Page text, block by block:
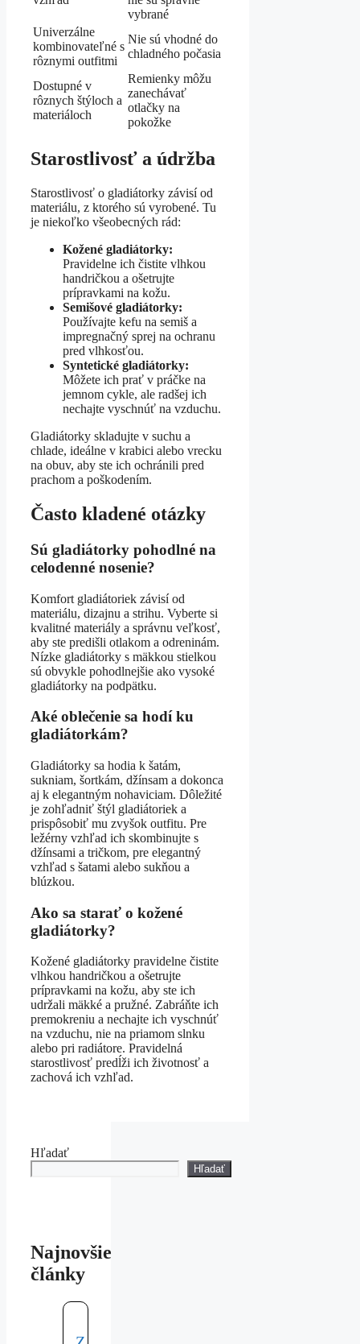
vybrané
Univerzálne
kombinovateľné s
rôznymi outfitmi
Nie sú vhodné do
chladného počasia
Dostupné v
rôznych štýloch a
materiáloch
Remienky môžu
zanechávať
otlačky na
pokožke
Starostlivosť a údržba
Starostlivosť o gladiátorky závisí od
materiálu, z ktorého sú vyrobené. Tu
je niekoľko všeobecných rád:
Kožené gladiátorky:
Pravidelne ich čistite vlhkou
handričkou a ošetrujte
prípravkami na kožu.
Semišové gladiátorky:
Používajte kefu na semiš a
impregnačný sprej na ochranu
pred vlhkosťou.
Syntetické gladiátorky:
Môžete ich prať v práčke na
jemnom cykle, ale radšej ich
nechajte vyschnúť na vzduchu.
Gladiátorky skladujte v suchu a
chlade, ideálne v krabici alebo vrecku
na obuv, aby ste ich ochránili pred
prachom a poškodením.
Často kladené otázky
Sú gladiátorky pohodlné na
celodenné nosenie?
Komfort gladiátoriek závisí od
materiálu, dizajnu a strihu. Vyberte si
kvalitné materiály a správnu veľkosť,
aby ste predišli otlakom a odreninám.
Nízke gladiátorky s mäkkou stielkou
sú obvykle pohodlnejšie ako vysoké
gladiátorky na podpätku.
Aké oblečenie sa hodí ku
gladiátorkám?
Gladiátorky sa hodia k šatám,
sukniam, šortkám, džínsam a dokonca
aj k elegantným nohaviciam. Dôležité
je zohľadniť štýl gladiátoriek a
prispôsobiť mu zvyšok outfitu. Pre
ležérny vzhľad ich skombinujte s
džínsami a tričkom, pre elegantný
vzhľad s šatami alebo sukňou a
blúzkou.
Ako sa starať o kožené
gladiátorky?
Kožené gladiátorky pravidelne čistite
vlhkou handričkou a ošetrujte
prípravkami na kožu, aby ste ich
udržali mäkké a pružné. Zabráňte ich
premokreniu a nechajte ich vyschnúť
na vzduchu, nie na priamom slnku
alebo pri radiátore. Pravidelná
starostlivosť predĺži ich životnosť a
zachová ich vzhľad.
Hľadať
Hľadať
Najnovšie
články